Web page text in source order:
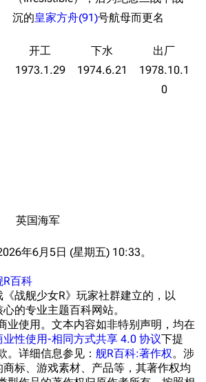
战斗机制
历次活动关卡图标
舰娘对话小剧场
舰船造船厂一览
舰船归宿一览
舰名溯源
舰艇徽章与格言
沉的皇家方舟(91)号航母而更名
1973.1.29 1974.6.21
1978.10.1
0
英国海军
年6月5日 (星期五) 10:33。
R百科
战舰少女R》玩家社群建立的，以
心的专业主题百科网站。
业使用。文本内容如非特别声明，均在
性使用-相同方式共享 4.0 协议下提
。详细信息参见： 舰R百科:著作权。涉
商标、游戏素材、产品等，其著作权均